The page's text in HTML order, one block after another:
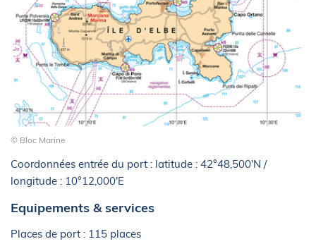
© Bloc Marine
Coordonnées entrée du port : latitude : 42°48,500'N /
longitude : 10°12,000'E
Equipements & services
Places de port : 115 places